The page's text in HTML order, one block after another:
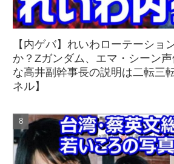
【内ゲバ】れいわローテーショ
か？Zガンダム、エマ・シーン
な高井副幹事長の説明は二転三
ネル】